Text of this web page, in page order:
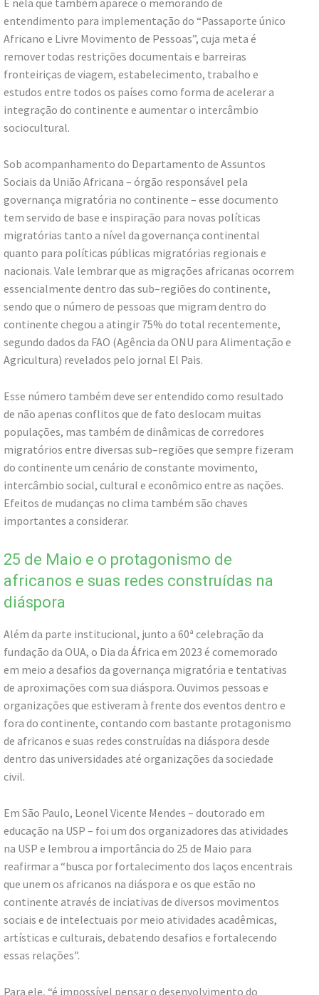
entendimento para implementação do “Passaporte único
Africano e Livre Movimento de Pessoas”, cuja meta é
remover todas restrições documentais e barreiras
fronteiriças de viagem, estabelecimento, trabalho e
estudos entre todos os países como forma de acelerar a
integração do continente e aumentar o intercâmbio
sociocultural.
Sob acompanhamento do Departamento de Assuntos
Sociais da União Africana – órgão responsável pela
governança migratória no continente – esse documento
tem servido de base e inspiração para novas políticas
migratórias tanto a nível da governança continental
quanto para políticas públicas migratórias regionais e
nacionais. Vale lembrar que as migrações africanas ocorrem
essencialmente dentro das sub–regiões do continente,
sendo que o número de pessoas que migram dentro do
continente chegou a atingir 75% do total recentemente,
segundo dados da FAO (Agência da ONU para Alimentação e
Agricultura) revelados pelo jornal El Pais.
Esse número também deve ser entendido como resultado
de não apenas conflitos que de fato deslocam muitas
populações, mas também de dinâmicas de corredores
migratórios entre diversas sub–regiões que sempre fizeram
do continente um cenário de constante movimento,
intercâmbio social, cultural e econômico entre as nações.
Efeitos de mudanças no clima também são chaves
importantes a considerar.
25 de Maio e o protagonismo de
africanos e suas redes construídas na
diáspora
Além da parte institucional, junto a 60ª celebração da
fundação da OUA, o Dia da África em 2023 é comemorado
em meio a desafios da governança migratória e tentativas
de aproximações com sua diáspora. Ouvimos pessoas e
organizações que estiveram à frente dos eventos dentro e
fora do continente, contando com bastante protagonismo
de africanos e suas redes construídas na diáspora desde
dentro das universidades até organizações da sociedade
civil.
Em São Paulo, Leonel Vicente Mendes – doutorado em
educação na USP – foi um dos organizadores das atividades
na USP e lembrou a importância do 25 de Maio para
reafirmar a “busca por fortalecimento dos laços encentrais
que unem os africanos na diáspora e os que estão no
continente através de inciativas de diversos movimentos
sociais e de intelectuais por meio atividades acadêmicas,
artísticas e culturais, debatendo desafios e fortalecendo
essas relações”.
Para ele, “é impossível pensar o desenvolvimento do